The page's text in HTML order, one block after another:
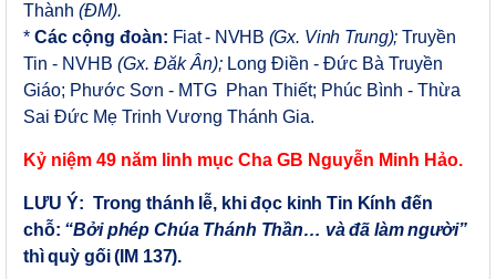
Thành (ĐM).
* Các cộng đoàn: Fiat - NVHB (Gx. Vinh Trung); Truyền
Tin - NVHB (Gx. Đăk Ân); Long Điền - Đức Bà Truyền
Giáo; Phước Sơn - MTG Phan Thiết; Phúc Bình - Thừa
Sai Đức Mẹ Trinh Vương Thánh Gia.
Kỷ niệm 49 năm linh mục Cha GB Nguyễn Minh Hảo.
LƯU Ý: Trong thánh lễ, khi đọc kinh Tin Kính đến
chỗ: “Bởi phép Chúa Thánh Thần… và đã làm người”
thì quỳ gối (IM 137).